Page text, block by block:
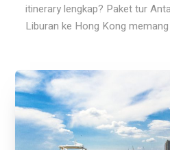
itinerary lengkap? Paket tur
Liburan ke Hong Kong memang